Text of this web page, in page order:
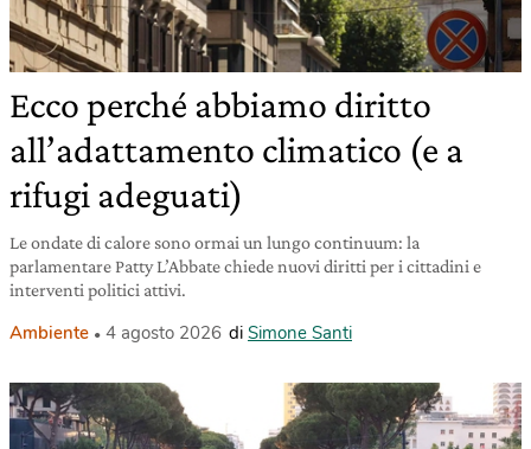
Ecco perché abbiamo diritto
all’adattamento climatico (e a
rifugi adeguati)
Le ondate di calore sono ormai un lungo continuum: la
parlamentare Patty L’Abbate chiede nuovi diritti per i cittadini e
interventi politici attivi.
Ambiente 4 agosto 2026 di Simone Santi